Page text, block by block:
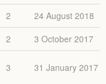
2
24 August 2018
2
3 October 2017
3 31 January 2017